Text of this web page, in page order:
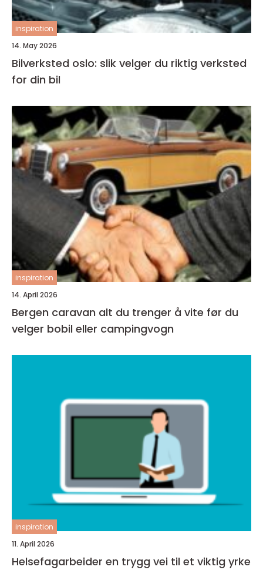
inspiration
14. May 2026
Bilverksted oslo: slik velger du riktig verksted
for din bil
inspiration
14. April 2026
Bergen caravan alt du trenger å vite før du
velger bobil eller campingvogn
inspiration
11. April 2026
Helsefagarbeider en trygg vei til et viktig yrke